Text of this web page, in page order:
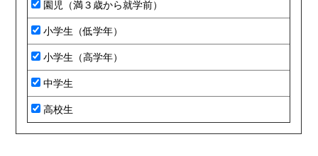
園児（満３歳から就学前）
小学生（低学年）
小学生（高学年）
中学生
高校生